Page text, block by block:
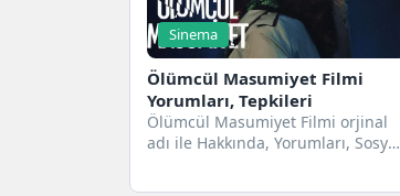
Sinema
Ölümcül Masumiyet Filmi
Yorumları, Tepkileri
Ölümcül Masumiyet Filmi orjinal
adı ile Hakkında, Yorumları, Sosyal